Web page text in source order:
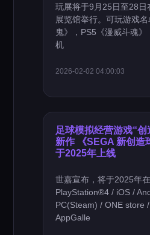
玩展将于9月25日至28日
展览馆举行。可玩游戏
鬼》，PS5《漫威斗魂》
机
2026-02-02 04:00:03
足球模拟经营游戏“
新作 《SEGA 新创造
于2025年上线
世嘉宣布，将于2025年
PlayStation®4 / iOS /
PC(Steam) / ONE store /
AppGalle